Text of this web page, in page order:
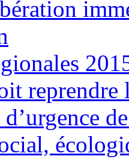
reprendre
d’urgence